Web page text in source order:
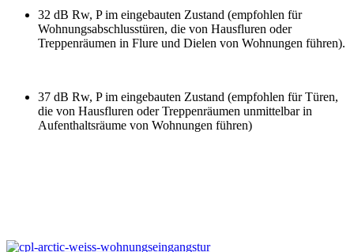
32 dB Rw, P im eingebauten Zustand (empfohlen für
Wohnungsabschlusstüren, die von Hausfluren oder
Treppenräumen in Flure und Dielen von Wohnungen führen).
37 dB Rw, P im eingebauten Zustand (empfohlen für Türen,
die von Hausfluren oder Treppenräumen unmittelbar in
Aufenthaltsräume von Wohnungen führen)